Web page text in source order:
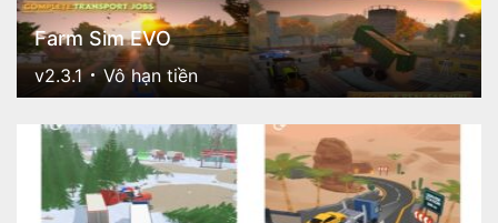
Farm Sim EVO
v2.3.1 Vô hạn tiền